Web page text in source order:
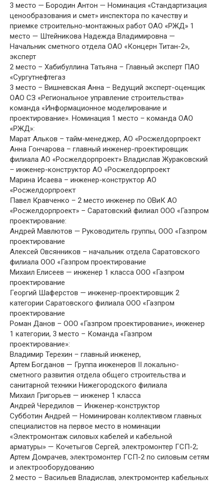
3 место — Бородин Антон — Номинация «Стандартизация
ценообразования и смет» инспектора по качеству и
приемке строительно-монтажных работ ОАО «РЖД» 1
место — Штейникова Надежда Владимировна —
Начальник сметного отдела ОАО «Концерн Титан-2»,
эксперт
2 место – Хабибуллина Татьяна – Главный эксперт ПАО
«Сургутнефтегаз
3 место – Вишневская Анна – Ведущий эксперт-оценщик
ОАО СЗ «Региональное управление строительства»
команда «Информационное моделирование и
проектирование». Номинация 1 место – команда ОАО
«РЖД»:
Марат Альков – тайм-менеджер, АО «Росжелдорпроект
Анна Гончарова – главный инженер-проектировщик
филиала АО «Росжелдорпроект» Владислав Жураковский
– инженер-конструктор АО «Росжелдорпроект
Марина Исаева – инженер-конструктор АО
«Росжелдорпроект
Павел Кравченко – 2 место инженер по ОВиК АО
«Росжелдорпроект» – Саратовский филиал ООО «Газпром
проектирование:
Андрей Мавлютов — Руководитель группы, ООО «Газпром
проектирование
Алексей Овсянников – начальник отдела Саратовского
филиала ООО «Газпром проектирование
Михаил Елисеев — инженер 1 класса ООО «Газпром
проектирование
Георгий Шаферстов — инженер-проектировщик 2
категории Саратовского филиала ООО «Газпром
проектирование
Роман Данов – ООО «Газпром проектирование», инженер
1 категории, 3 место – Команда «Газпром
проектирование»:
Владимир Терехин – главный инженер,
Артем Богданов — Группа инженеров II локально-
сметного развития отдела общего строительства и
санитарной техники Нижегородского филиала
Михаил Григорьев — инженер 1 класса
Андрей Чередилов — Инженер-конструктор
Субботин Андрей — Номинирован коллективом главных
специалистов на первое место в номинации
«Электромонтаж силовых кабелей и кабельной
арматуры» — Кочетыгов Сергей, электромонтер ГСП-2;
Артем Домрачев, электромонтер ГСП-2 по силовым сетям
и электрооборудованию
2 место – Васильев Владислав, электромонтер кабельных